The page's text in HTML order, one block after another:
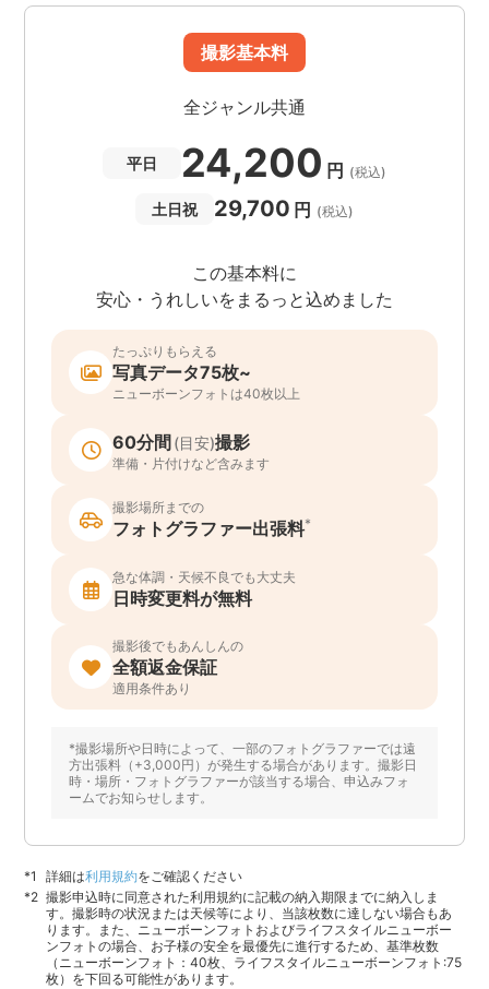
撮影基本料
全ジャンル共通
平日 24,200 円 (税込)
土日祝 29,700 円 (税込)
この基本料に
安心・うれしいをまるっと込めました
たっぷりもらえる
写真データ75枚~
ニューボーンフォトは40枚以上
60分間(目安)撮影
準備・片付けなど含みます
撮影場所までの
フォトグラファー出張料*
急な体調・天候不良でも大丈夫
日時変更料が無料
撮影後でもあんしんの
全額返金保証
適用条件あり
*撮影場所や日時によって、一部のフォトグラファーでは遠
方出張料（+3,000円）が発生する場合があります。撮影日
時・場所・フォトグラファーが該当する場合、申込みフォ
ームでお知らせします。
詳細は利用規約をご確認ください
撮影申込時に同意された利用規約に記載の納入期限までに納入しま
す。撮影時の状況または天候等により、当該枚数に達しない場合もあ
ります。また、ニューボーンフォトおよびライフスタイルニューボー
ンフォトの場合、お子様の安全を最優先に進行するため、基準枚数
（ニューボーンフォト：40枚、ライフスタイルニューボーンフォト:75
枚）を下回る可能性があります。